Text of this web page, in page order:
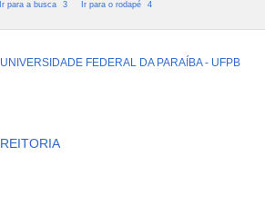
Ir para a busca 3 Ir para o rodapé 4
UNIVERSIDADE FEDERAL DA PARAÍBA - UFPB
CCHLA -
REITORIA